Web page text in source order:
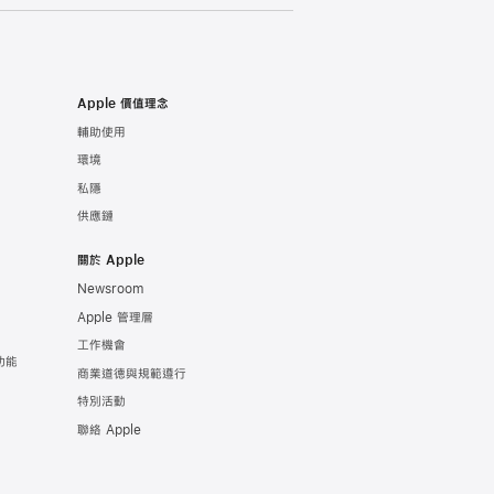
能
Apple 價值理念
輔助使用
環境
私隱
供應鏈
關於 Apple
Newsroom
Apple 管理層
工作機會
商業道德與規範遵行
特別活動
聯絡 Apple